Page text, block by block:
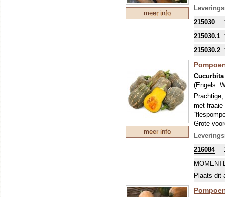
meer info
goede
worden
Alle
namen
duidelijk
215030
215030.1
215030.2
meer info
(Engels:
met fraaie
Grote
gesneden
enige
de
resultaat
worden
216084
Plaats dit